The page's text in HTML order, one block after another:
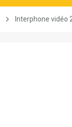
Interphone vidéo